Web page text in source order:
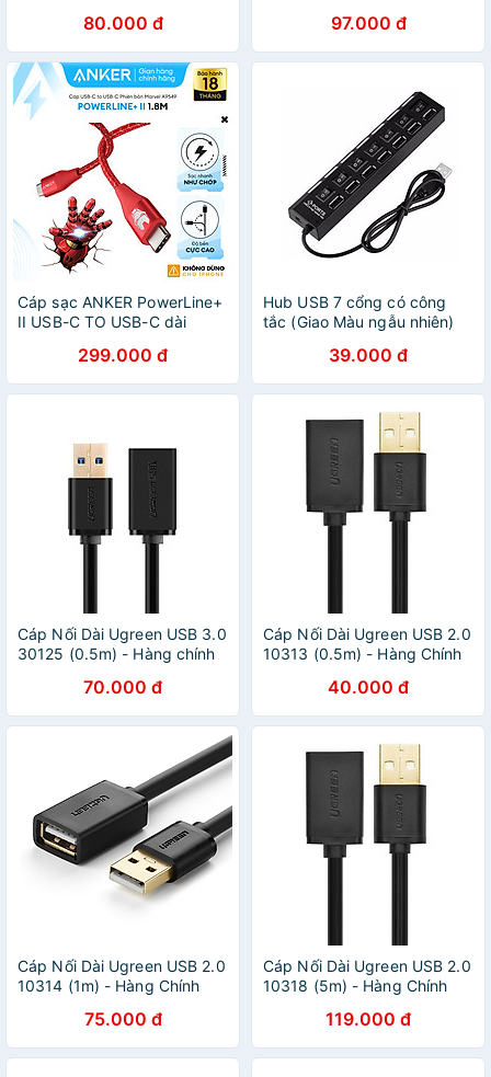
trung 3.5mm - Hàng Nhập
Khẩu
80.000 đ 97.000 đ
Cáp sạc ANKER PowerLine+
II USB-C TO USB-C dài
nhanh thông qua củ sạc PD
hoặc PiQ 3.0
299.000 đ
Hub USB 7 cổng có công
tắc (Giao Màu ngẫu nhiên)
39.000 đ
Cáp Nối Dài Ugreen USB 3.0
30125 (0.5m) - Hàng chính
70.000 đ
Cáp Nối Dài Ugreen USB 2.0
10313 (0.5m) - Hàng Chính
40.000 đ
Cáp Nối Dài Ugreen USB 2.0
10314 (1m) - Hàng Chính
75.000 đ
Cáp Nối Dài Ugreen USB 2.0
10318 (5m) - Hàng Chính
119.000 đ